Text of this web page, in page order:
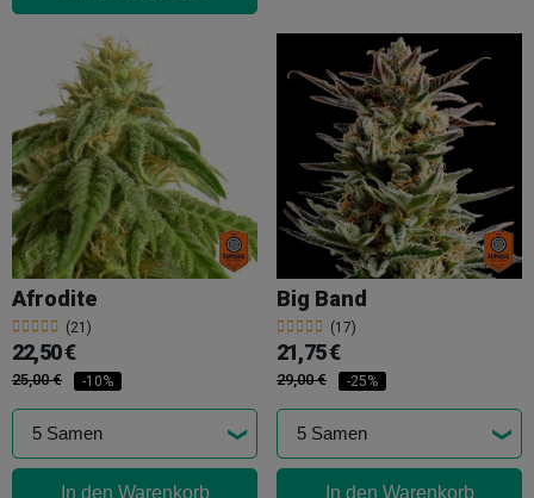
Afrodite
(21)
22,50 €
25,00 € -10%
In den Warenkorb
Big Band
(17)
21,75 €
29,00 € -25%
In den Warenkorb